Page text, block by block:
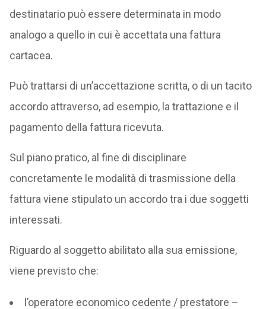
destinatario può essere determinata in modo
analogo a quello in cui è accettata una fattura
cartacea.
Può trattarsi di un’accettazione scritta, o di un tacito
accordo attraverso, ad esempio, la trattazione e il
pagamento della fattura ricevuta.
Sul piano pratico, al fine di disciplinare
concretamente le modalità di trasmissione della
fattura viene stipulato un accordo tra i due soggetti
interessati.
Riguardo al soggetto abilitato alla sua emissione,
viene previsto che:
l’operatore economico cedente / prestatore –